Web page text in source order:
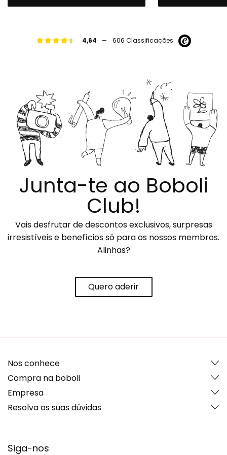
4,64 - 606 Classificações
Junta-te ao Boboli
Club!
Vais desfrutar de descontos exclusivos, surpresas
irresistíveis e benefícios só para os nossos membros.
Alinhas?
Quero aderir
Siga-nos
Nos conhece
Compra na boboli
Empresa
Resolva as suas dúvidas